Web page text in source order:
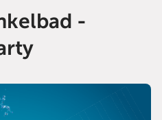
-